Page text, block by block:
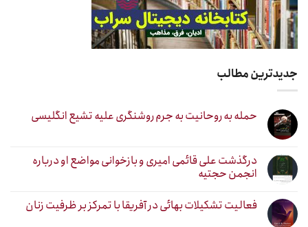
جدیدترین مطالب
حمله به روحانیت به جرم روشنگری علیه تشیع انگلیسی
درگذشت علی قائمی امیری و بازخوانی مواضع او درباره
انجمن حجتیه
فعالیت تشکیلات بهائی در آفریقا با تمرکز بر ظرفیت زنان